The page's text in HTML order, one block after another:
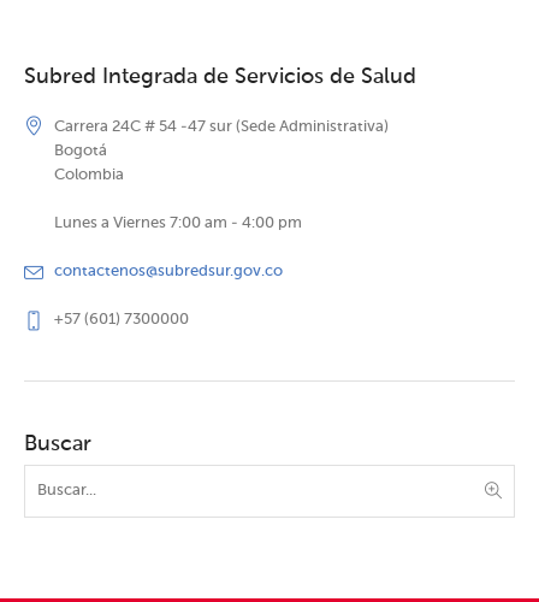
Subred Integrada de Servicios de Salud
Carrera 24C # 54 -47 sur (Sede Administrativa)
Bogotá
Colombia
Lunes a Viernes 7:00 am - 4:00 pm
contactenos@subredsur.gov.co
+57 (601) 7300000
Buscar